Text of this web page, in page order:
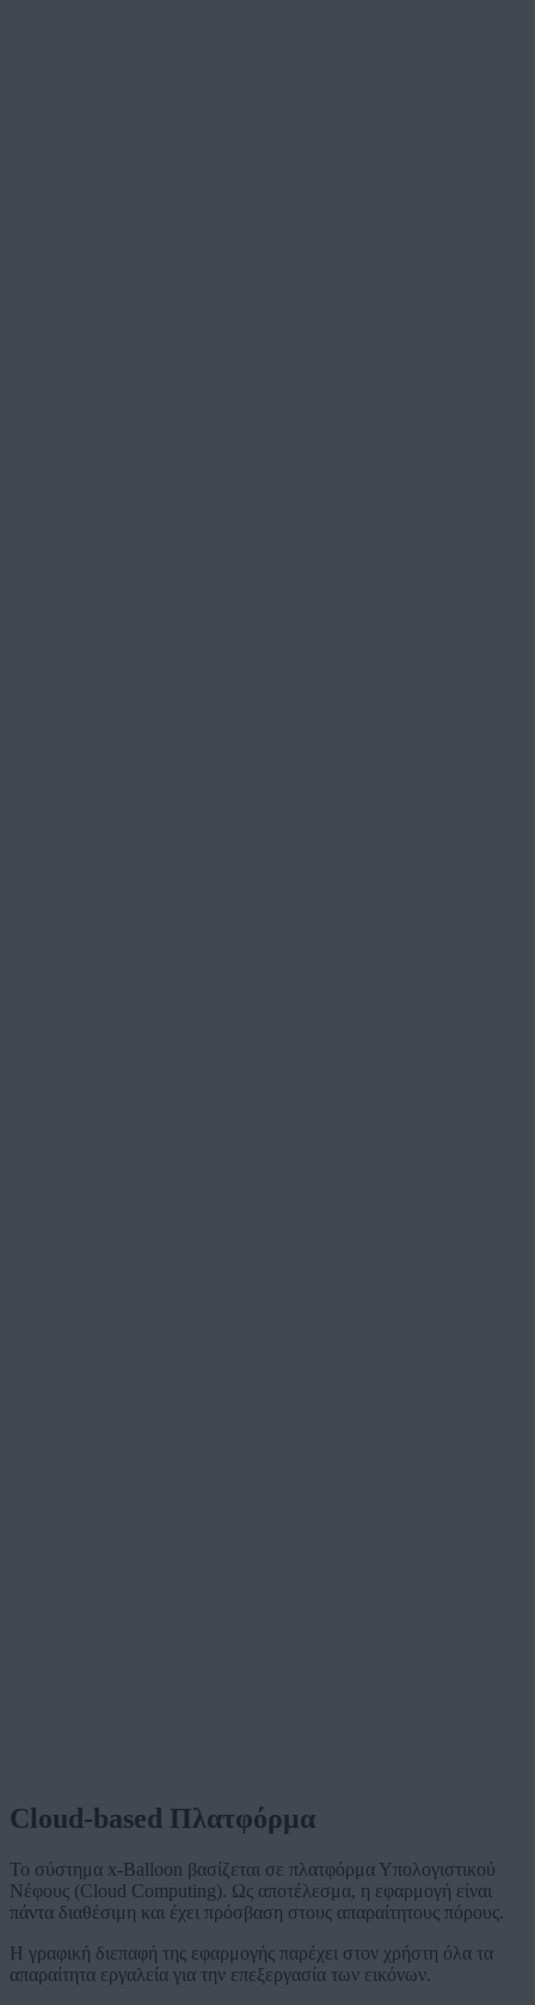
Cloud-based Πλατφόρμα
Το σύστημα x-Balloon βασίζεται σε πλατφόρμα Υπολογιστικού
Νέφους (Cloud Computing). Ως αποτέλεσμα, η εφαρμογή είναι
πάντα διαθέσιμη και έχει πρόσβαση στους απαραίτητους πόρους.
Η γραφική διεπαφή της εφαρμογής παρέχει στον χρήστη όλα τα
απαραίτητα εργαλεία για την επεξεργασία των εικόνων.